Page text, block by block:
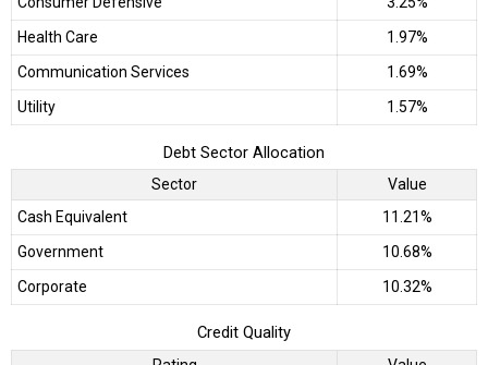
Health Care
1.97%
Communication Services
1.69%
Utility
1.57%
Debt Sector Allocation
Sector
Value
Cash Equivalent
11.21%
Government
10.68%
Corporate
10.32%
Credit Quality